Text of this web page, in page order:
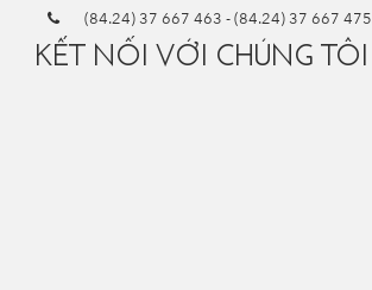
(84.24) 37 667 463 -(84.24) 37 667 475
KẾT NỐI VỚI CHÚNG TÔI